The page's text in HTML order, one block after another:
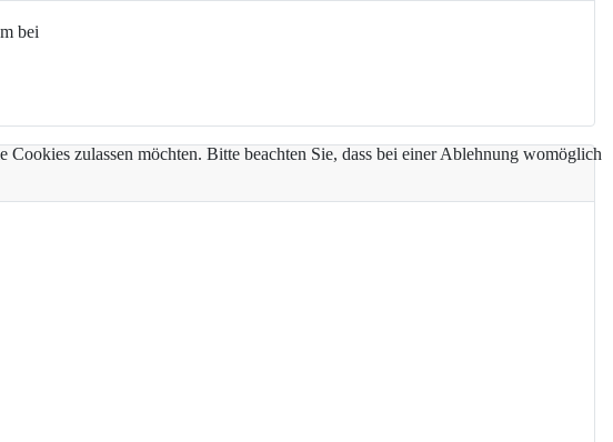
bei
zulassen möchten. Bitte beachten Sie, dass bei einer Ablehnung womöglich